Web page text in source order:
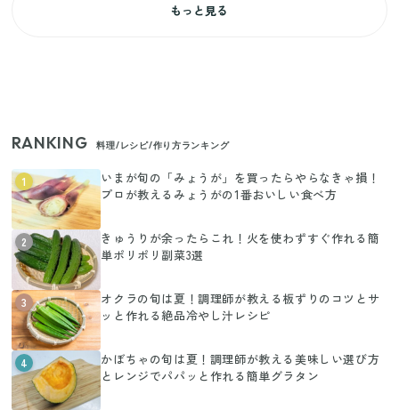
もっと見る
RANKING 料理/レシピ/作り方ランキング
1
いまが旬の「みょうが」を買ったらやらなきゃ損！
プロが教えるみょうがの1番おいしい食べ方
2
きゅうりが余ったらこれ！火を使わずすぐ作れる簡
単ポリポリ副菜3選
3
オクラの旬は夏！調理師が教える板ずりのコツとサ
ッと作れる絶品冷やし汁レシピ
4
かぼちゃの旬は夏！調理師が教える美味しい選び方
とレンジでパパッと作れる簡単グラタン